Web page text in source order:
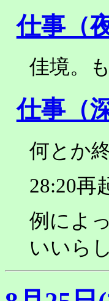
仕事（
佳境。
仕事（
何とか
28:20再
例によ
いいら